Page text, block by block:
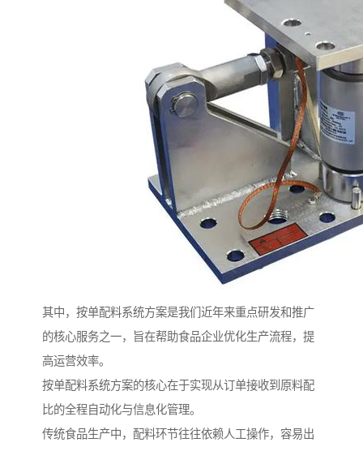
其中，按单配料系统方案是我们近年来重点研发和推广
的核心服务之一，旨在帮助食品企业优化生产流程，提
高运营效率。
按单配料系统方案的核心在于实现从订单接收到原料配
比的全程自动化与信息化管理。
传统食品生产中，配料环节往往依赖人工操作，容易出